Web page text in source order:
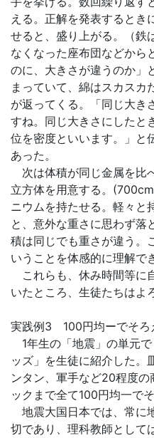
える。正解を発表するとき
せると、盛り上がる。（鉄
なくなった座布団などから
のに、大きさが違うのか」
まっていて、綿はスカスカ
が返ってくる。「同じ大き
すね。同じ大きさにしたと
位を密度といいます。」と
あった。
次は体積が同じ金属を比
立方体を用意する。
ニウムを持たせる。軽々と
と、意外な重さに思わず落
積は同じでも重さが違う。
いうことを体感的に理解で
これらも、休み時間等に
いたところ、生徒たちはよ
実践例3 100円均ーでそろ
1年生の「地震」の単元
ッズ」を生徒に紹介した。
ンタン、軍手など20程度
ックまで全て100円均一で
地震大国日本では、常に
切であり、理科教師として